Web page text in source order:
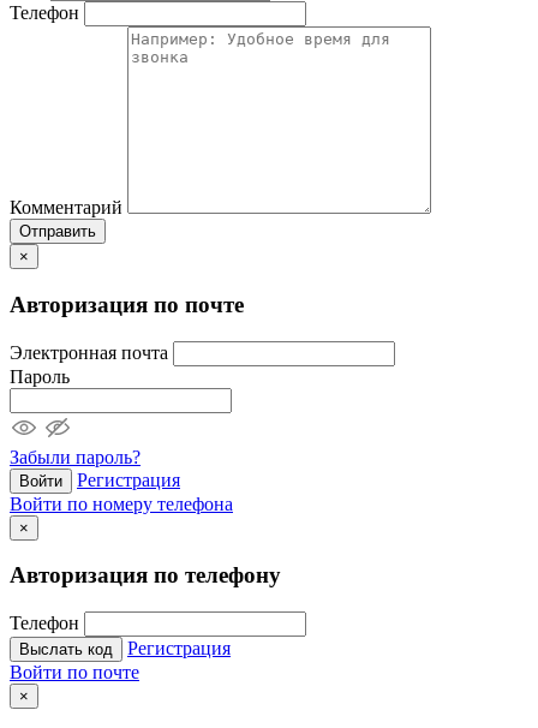
Телефон
Комментарий
Отправить
×
Авторизация по почте
Электронная почта
Пароль
Забыли пароль?
Войти
Регистрация
Войти по номеру телефона
×
Авторизация по телефону
Телефон
Выслать код
Регистрация
Войти по почте
×